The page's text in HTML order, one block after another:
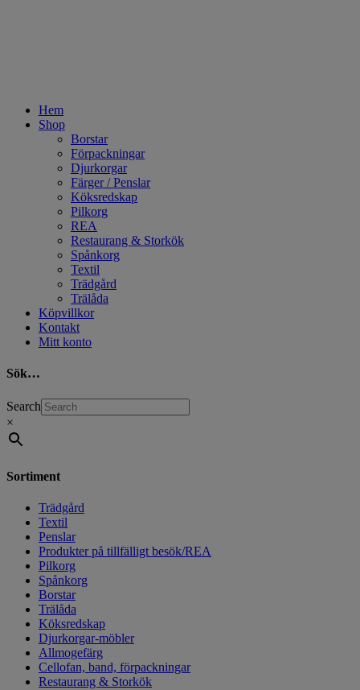
Hem
Shop
Borstar
Förpackningar
Djurkorgar
Färger / Penslar
Köksredskap
Pilkorg
REA
Restaurang & Storkök
Spånkorg
Textil
Trädgård
Trälåda
Köpvillkor
Kontakt
Mitt konto
Sök…
Search
×
Sortiment
Trädgård
Textil
Penslar
Produkter på tillfälligt besök/REA
Pilkorg
Spånkorg
Borstar
Trälåda
Köksredskap
Djurkorgar-möbler
Allmogefärg
Cellofan, band, förpackningar
Restaurang & Storkök